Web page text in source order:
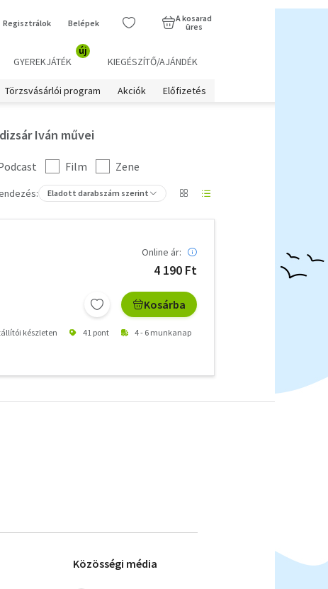
Regisztrálok Belépek
A kosarad
üres
GYEREKJÁTÉK
új
KIEGÉSZÍTŐ/AJÁNDÉK
Törzsvásárlói program Akciók Előfizetés
Iván művei
Film
Zene
Eladott darabszám szerint
Online ár:
4 190 Ft
Kosárba
készleten 41 pont 4 - 6 munkanap
Közösségi média